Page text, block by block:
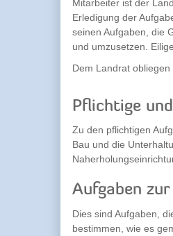
Mitarbeiter ist der
Erledigung der
seinen Aufgaben, die
und umzusetzen.
Dem Landrat
Pflichtige
Zu den pflichtigen
Bau und die
Aufgaben
Dies sind Aufgaben,
bestimmen, wie es